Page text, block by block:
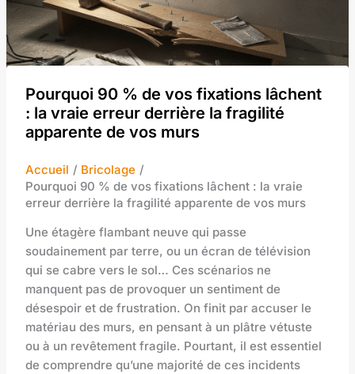
Pourquoi 90 % de vos fixations lâchent
: la vraie erreur derrière la fragilité
apparente de vos murs
Accueil
Bricolage
Pourquoi 90 % de vos fixations lâchent : la vraie
erreur derrière la fragilité apparente de vos murs
Une étagère flambant neuve qui passe
soudainement par terre, ou un écran de télévision
qui se cabre vers le sol… Ces scénarios ne
manquent pas de provoquer un sentiment de
désespoir et de frustration. On finit par accuser le
matériau des murs, en pensant à un plâtre vétuste
ou à un revêtement fragile. Pourtant, il est essentiel
de comprendre qu’une majorité de ces incidents